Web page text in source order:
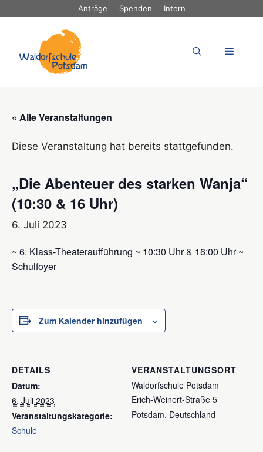
Anträge Spenden Intern
Menü
« Alle Veranstaltungen
Diese Veranstaltung hat bereits stattgefunden.
„Die Abenteuer des starken Wanja“
(10:30 & 16 Uhr)
6. Juli 2023
~ 6. Klass-Theateraufführung ~ 10:30 Uhr & 16:00 Uhr ~
Schulfoyer
Zum Kalender hinzufügen
DETAILS
Datum:
6. Juli 2023
Veranstaltungskategorie:
Schule
VERANSTALTUNGSORT
Waldorfschule Potsdam
Erich-Weinert-Straße 5
Potsdam, Deutschland